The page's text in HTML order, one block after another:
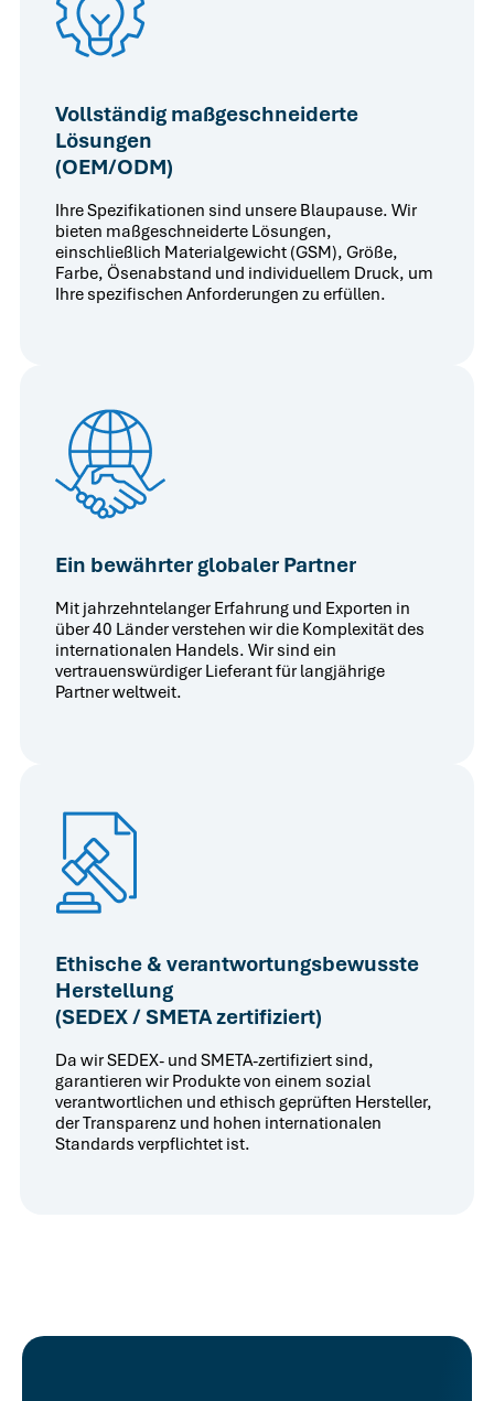
Vollständig maßgeschneiderte
Lösungen
(OEM/ODM)
Ihre Spezifikationen sind unsere Blaupause. Wir
bieten maßgeschneiderte Lösungen,
einschließlich Materialgewicht (GSM), Größe,
Farbe, Ösenabstand und individuellem Druck, um
Ihre spezifischen Anforderungen zu erfüllen.
Ein bewährter globaler Partner
Mit jahrzehntelanger Erfahrung und Exporten in
über 40 Länder verstehen wir die Komplexität des
internationalen Handels. Wir sind ein
vertrauenswürdiger Lieferant für langjährige
Partner weltweit.
Ethische & verantwortungsbewusste
Herstellung
(SEDEX / SMETA zertifiziert)
Da wir SEDEX- und SMETA-zertifiziert sind,
garantieren wir Produkte von einem sozial
verantwortlichen und ethisch geprüften Hersteller,
der Transparenz und hohen internationalen
Standards verpflichtet ist.